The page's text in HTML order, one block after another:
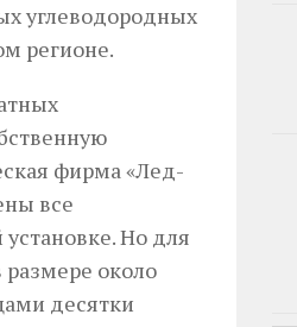
углеводородных
регионе.
фирма «Лед-
все
Но для
около
десятки